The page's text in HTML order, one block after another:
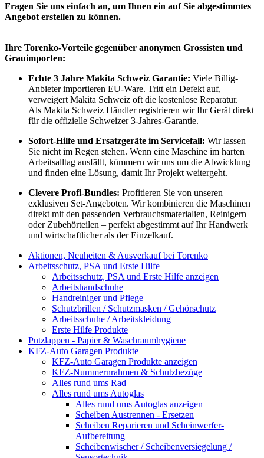
Fragen Sie uns einfach an, um Ihnen ein auf Sie abgestimmtes
Angebot erstellen zu können.
Ihre Torenko-Vorteile gegenüber anonymen Grossisten und
Grauimporten:
Echte 3 Jahre Makita Schweiz Garantie: Viele Billig-
Anbieter importieren EU-Ware. Tritt ein Defekt auf,
verweigert Makita Schweiz oft die kostenlose Reparatur.
Als Makita Schweiz Händler registrieren wir Ihr Gerät direkt
für die offizielle Schweizer 3-Jahres-Garantie.
Sofort-Hilfe und Ersatzgeräte im Servicefall: Wir lassen
Sie nicht im Regen stehen. Wenn eine Maschine im harten
Arbeitsalltag ausfällt, kümmern wir uns um die Abwicklung
und finden eine Lösung, damit Ihr Projekt weitergeht.
Clevere Profi-Bundles: Profitieren Sie von unseren
exklusiven Set-Angeboten. Wir kombinieren die Maschinen
direkt mit den passenden Verbrauchsmaterialien, Reinigern
oder Zubehörteilen – perfekt abgestimmt auf Ihr Handwerk
und wirtschaftlicher als der Einzelkauf.
Aktionen, Neuheiten & Ausverkauf bei Torenko
Arbeitsschutz, PSA und Erste Hilfe
Arbeitsschutz, PSA und Erste Hilfe anzeigen
Arbeitshandschuhe
Handreiniger und Pflege
Schutzbrillen / Schutzmasken / Gehörschutz
Arbeitsschuhe / Arbeitskleidung
Erste Hilfe Produkte
Putzlappen - Papier & Waschraumhygiene
KFZ-Auto Garagen Produkte
KFZ-Auto Garagen Produkte anzeigen
KFZ-Nummernrahmen & Schutzbezüge
Alles rund ums Rad
Alles rund ums Autoglas
Alles rund ums Autoglas anzeigen
Scheiben Austrennen - Ersetzen
Scheiben Reparieren und Scheinwerfer-
Aufbereitung
Scheibenwischer / Scheibenversiegelung /